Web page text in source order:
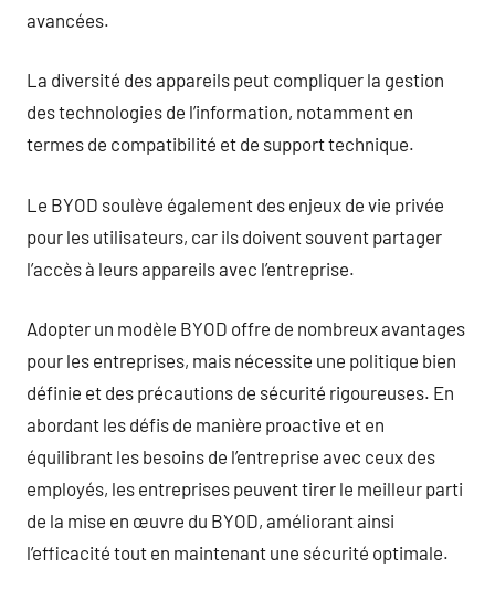
avancées.
La diversité des appareils peut compliquer la gestion
des technologies de l’information, notamment en
termes de compatibilité et de support technique.
Le BYOD soulève également des enjeux de vie privée
pour les utilisateurs, car ils doivent souvent partager
l’accès à leurs appareils avec l’entreprise.
Adopter un modèle BYOD offre de nombreux avantages
pour les entreprises, mais nécessite une politique bien
définie et des précautions de sécurité rigoureuses. En
abordant les défis de manière proactive et en
équilibrant les besoins de l’entreprise avec ceux des
employés, les entreprises peuvent tirer le meilleur parti
de la mise en œuvre du BYOD, améliorant ainsi
l’efficacité tout en maintenant une sécurité optimale.